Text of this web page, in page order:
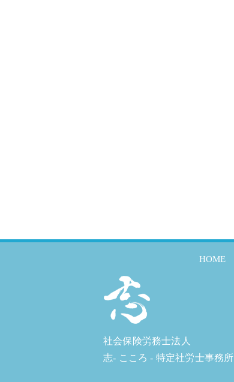
HOME
社会保険労務士法人
志- こころ - 特定社労士事務所